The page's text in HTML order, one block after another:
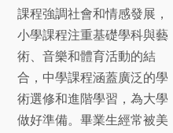
課程強調社會和情感發展，
小學課程注重基礎學科與藝
術、音樂和體育活動的結
合，中學課程涵蓋廣泛的學
術選修和進階學習，為大學
做好準備。畢業生經常被美